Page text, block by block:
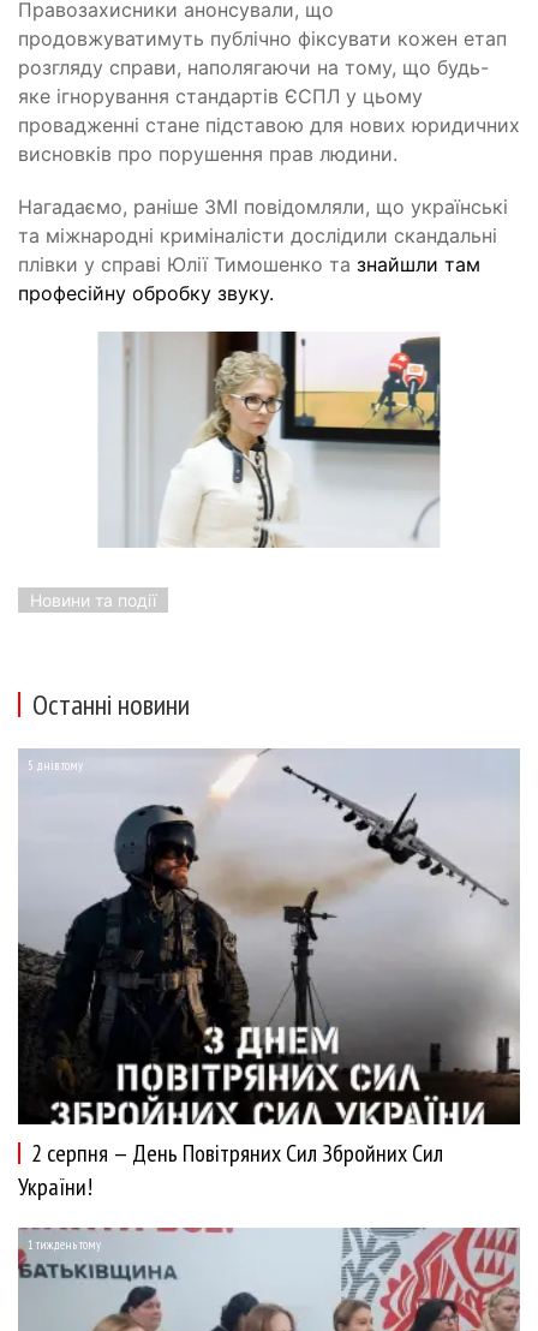
Правозахисники анонсували, що
продовжуватимуть публічно фіксувати кожен етап
розгляду справи, наполягаючи на тому, що будь-
яке ігнорування стандартів ЄСПЛ у цьому
провадженні стане підставою для нових юридичних
висновків про порушення прав людини.
Нагадаємо, раніше ЗМІ повідомляли, що українські
та міжнародні криміналісти дослідили скандальні
плівки у справі Юлії Тимошенко та знайшли там
професійну обробку звуку.
Новини та події
Останні новини
5 днів тому
2 серпня — День Повітряних Сил Збройних Сил
України!
1 тиждень тому